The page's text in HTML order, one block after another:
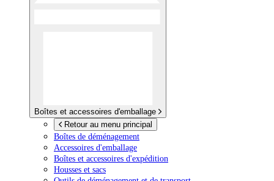
Boîtes et accessoires d'emballage
Retour au menu principal
Boîtes de déménagement
Accessoires d'emballage
Boîtes et accessoires d'expédition
Housses et sacs